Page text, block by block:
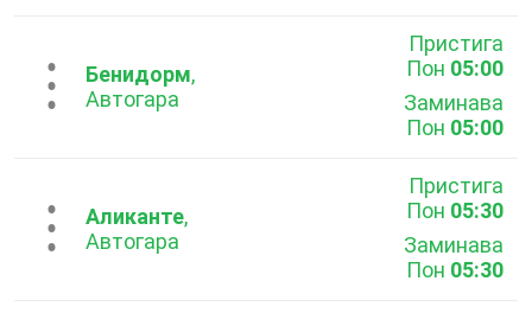
...Бенидорм,
Автогара
Пристига
Пон 05:00
Заминава
Пон 05:00
...Аликанте,
Автогара
Пристига
Пон 05:30
Заминава
Пон 05:30